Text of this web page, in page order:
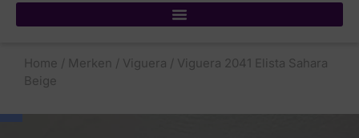
Home / Merken / Viguera / Viguera 2041 Elista Sahara
Beige